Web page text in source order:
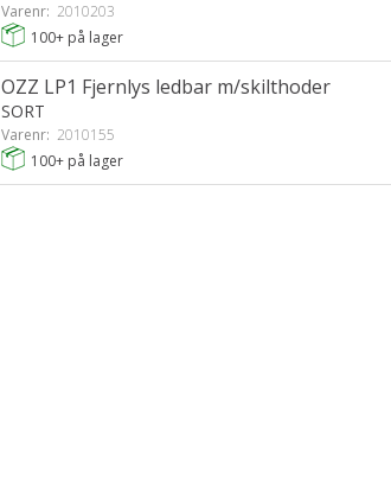
Varenr: 2010203
100+ på lager
OZZ LP1 Fjernlys ledbar m/skilthoder
SORT
Varenr: 2010155
100+ på lager